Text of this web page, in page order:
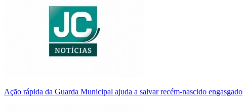
Ação rápida da Guarda Municipal ajuda a salvar recém-nascido engasgado